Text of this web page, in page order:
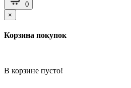
0
×
Корзина покупок
В корзине пусто!